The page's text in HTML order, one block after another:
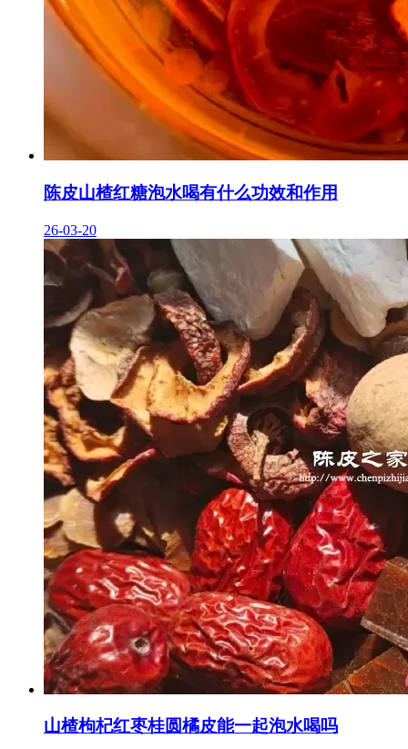
陈皮山楂红糖泡水喝有什么功效和作用
26-03-20
山楂枸杞红枣桂圆橘皮能一起泡水喝吗